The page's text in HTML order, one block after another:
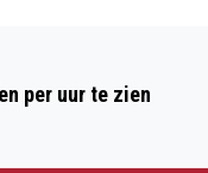
per uur te zien